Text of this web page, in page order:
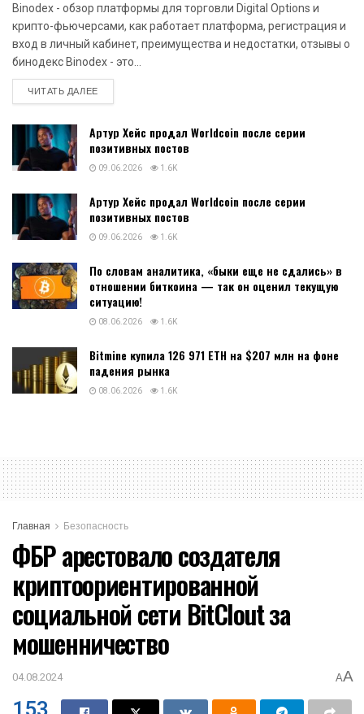
Binodex - обзор платформы для торговли Digital Options и
крипто-фьючерсами, как работает платформа, регистрация и
вход в личный кабинет, преимущества и недостатки, отзывы о
бинодекс Binodex - это...
ЧИТАТЬ ДАЛЕЕDETAILS
Артур Хейс продал Worldcoin после серии
позитивных постов
09.06.2026 1.6K
Артур Хейс продал Worldcoin после серии
позитивных постов
09.06.2026 1.6K
По словам аналитика, «быки еще не сдались» в
отношении биткоина — так он оценил текущую
ситуацию!
08.06.2026 1.6K
Bitmine купила 126 971 ETH на $207 млн на фоне
падения рынка
08.06.2026 1.6K
Главная Безопасность
ФБР арестовало создателя
криптоориентированной
социальной сети BitClout за
мошенничество
04.08.2024 AA